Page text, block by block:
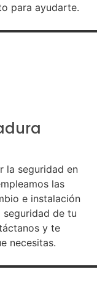
para ayudarte.
la seguridad en
las
e instalación
seguridad de tu
y te
necesitas.